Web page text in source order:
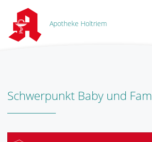
Apotheke Holtriem
Schwerpunkt Baby und